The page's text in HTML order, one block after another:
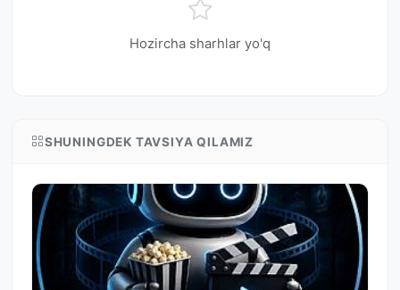
Hozircha sharhlar yo'q
SHUNINGDEK TAVSIYA QILAMIZ